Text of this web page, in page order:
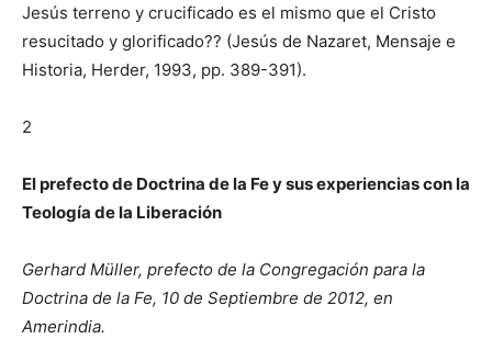
Jesús terreno y crucificado es el mismo que el Cristo
resucitado y glorificado?? (Jesús de Nazaret, Mensaje e
Historia, Herder, 1993, pp. 389-391).
2
El prefecto de Doctrina de la Fe y sus experiencias con la
Teología de la Liberación
Gerhard Müller, prefecto de la Congregación para la
Doctrina de la Fe, 10 de Septiembre de 2012, en
Amerindia.